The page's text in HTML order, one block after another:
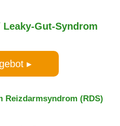
Gut-Syndrom
▸
Reizdarmsyndrom (RDS)